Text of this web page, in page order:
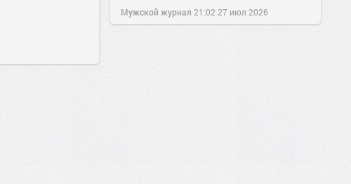
Мужской журнал 21:02 27 июл 2026